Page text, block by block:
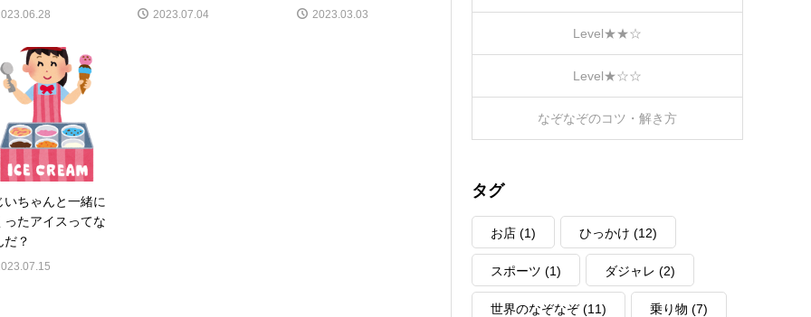
2023.07.04 2023.03.03
いちゃんと一緒に
ったアイスってな
だ？
Level★★☆
Level★☆☆
なぞなぞのコツ・解き方
タグ
お店 (1) ひっかけ (12)
スポーツ (1) ダジャレ (2)
世界のなぞなぞ(11) 乗り物 (7)